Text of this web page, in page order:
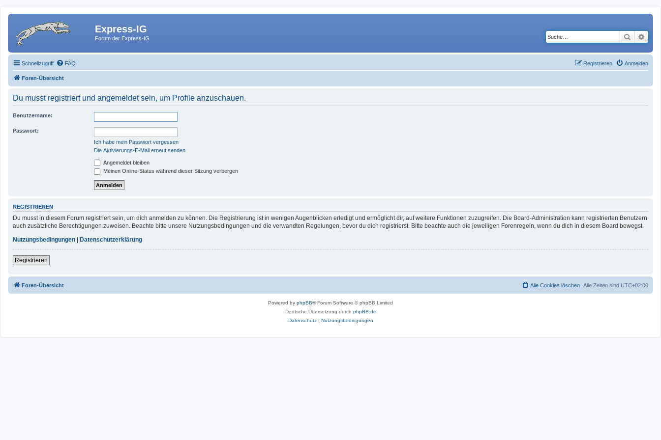
Express-IG
Forum der Express-IG Suche
Schnellzugriff FAQ Anmelden
Registrieren
Foren-Übersicht
Du musst registriert und angemeldet sein, um Profile anzuschauen.
Benutzername:
Passwort:
Ich habe mein Passwort vergessen
Die Aktivierungs-E-Mail erneut senden
Angemeldet bleiben
Meinen Online-Status während dieser Sitzung verbergen
REGISTRIEREN
Du musst in diesem Forum registriert sein, um dich anmelden zu können. Die Registrierung ist in wenigen Augenblicken erledigt und ermöglicht dir, auf weitere Funktionen zuzugreifen. Die Board-Administration kann registrierten Benutzern
auch zusätzliche Berechtigungen zuweisen. Beachte bitte unsere Nutzungsbedingungen und die verwandten Regelungen, bevor du dich registrierst. Bitte beachte auch die jeweiligen Forenregeln, wenn du dich in diesem Board bewegst.
Nutzungsbedingungen
Datenschutzerklärung
Registrieren
Foren-Übersicht Alle Zeiten sind UTC+02:00
Alle Cookies löschen
Powered by phpBB® Forum Software © phpBB Limited
Deutsche Übersetzung durch phpBB.de
Datenschutz| Nutzungsbedingungen